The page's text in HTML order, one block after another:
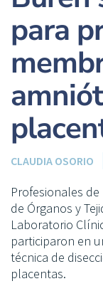
para
CLAUDIA OSORIO
Profesionales
de Órganos y
Laboratorio
participaron en
técnica de
placentas.